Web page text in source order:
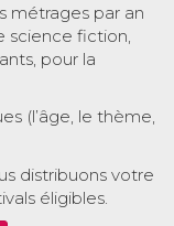
métrages par an
science fiction,
pour la
(l’âge, le thème,
distribuons votre
éligibles.